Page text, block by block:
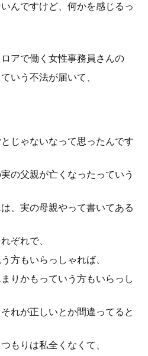
んですけど、何かを感じるっ
アで働く女性事務員さんの
いう不法が届いて、
じゃないなって思ったんです
の父親が亡くなったっていう
、実の母親やって書いてある
ぞれで、
方もいらっしゃれば、
りかもっていう方もいらっし
れが正しいとか間違ってると
もりは私全くなくて、